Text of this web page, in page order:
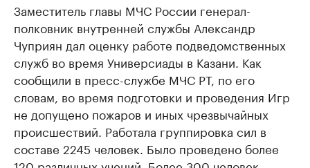
Заместитель главы МЧС России генерал-
полковник внутренней службы Александр
Чуприян дал оценку работе подведомственных
служб во время Универсиады в Казани. Как
сообщили в пресс-службе МЧС РТ, по его
словам, во время подготовки и проведения Игр
не допущено пожаров и иных чрезвычайных
происшествий. Работала группировка сил в
составе 2245 человек. Было проведено более